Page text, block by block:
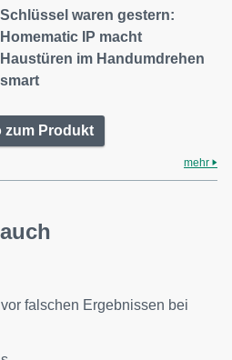
Schlüssel waren gestern:
Homematic IP macht
Haustüren im Handumdrehen
smart
zum Produkt
mehr
falschen Ergebnissen bei